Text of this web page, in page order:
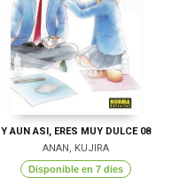
Y AUN ASI, ERES MUY DULCE 08
ANAN, KUJIRA
Disponible en 7 dies